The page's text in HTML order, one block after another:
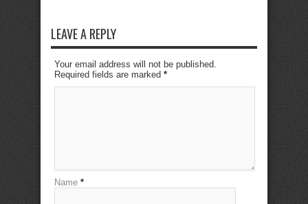
LEAVE A REPLY
Your email address will not be published.
Required fields are marked *
Name *